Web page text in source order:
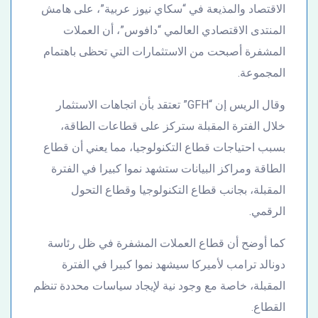
الاقتصاد والمذيعة في “سكاي نيوز عربية”، على هامش
المنتدى الاقتصادي العالمي “دافوس”، أن العملات
المشفرة أصبحت من الاستثمارات التي تحظى باهتمام
المجموعة.
وقال الريس إن “GFH” تعتقد بأن اتجاهات الاستثمار
خلال الفترة المقبلة ستركز على قطاعات الطاقة،
بسبب احتياجات قطاع التكنولوجيا، مما يعني أن قطاع
الطاقة ومراكز البيانات ستشهد نموا كبيرا في الفترة
المقبلة، بجانب قطاع التكنولوجيا وقطاع التحول
الرقمي.
كما أوضح أن قطاع العملات المشفرة في ظل رئاسة
دونالد ترامب لأميركا سيشهد نموا كبيرا في الفترة
المقبلة، خاصة مع وجود نية لإيجاد سياسات محددة تنظم
القطاع.